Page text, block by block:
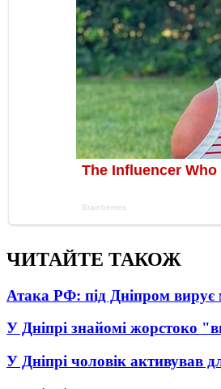
ЧИТАЙТЕ ТАКОЖ
Атака РФ: під Дніпром
У Дніпрі знайомі жорстоко
У Дніпрі чоловік активував